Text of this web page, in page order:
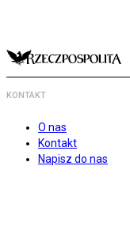
KONTAKT
O nas
Kontakt
Napisz do nas